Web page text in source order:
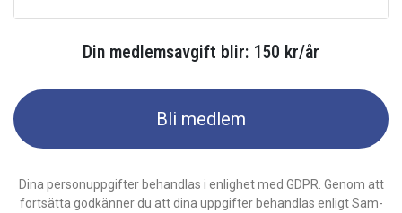
Din medlemsavgift blir: 150 kr/år
Bli medlem
Dina personuppgifter behandlas i enlighet med GDPR. Genom att
fortsätta godkänner du att dina uppgifter behandlas enligt Sam-